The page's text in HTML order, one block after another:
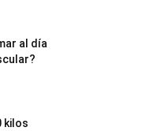
al día
kilos